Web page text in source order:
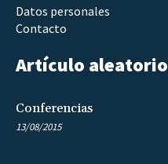
Datos personales
Contacto
Artículo aleatorio
Conferencias
13/08/2015